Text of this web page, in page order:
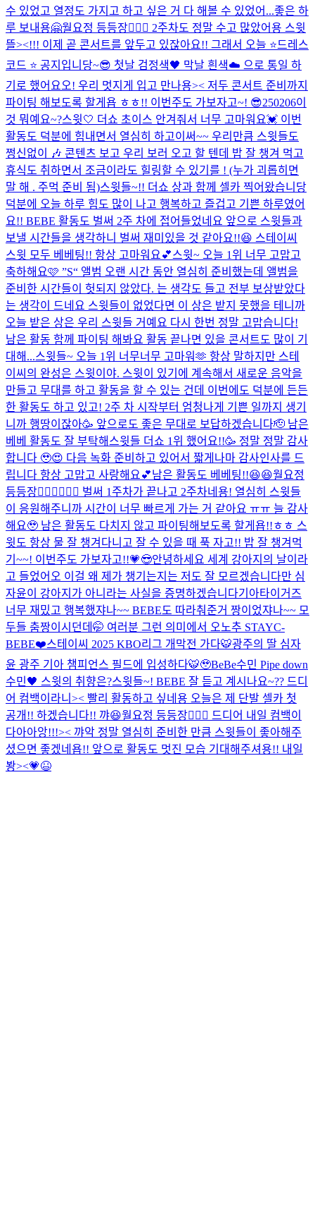
수 있었고 열정도 가지고 하고 싶은 거 다 해볼 수 있었어...좋은 하
루 보내용🤗월요정 등등장🧚🏻‍♀️ 2주차도 정말 수고 많았어용 스윗
뜰><!!! 이제 곧 콘서트를 앞두고 있잖아요!! 그래서 오늘 ⭐️드레스
코드 ⭐️ 공지입니당~😎 첫날 검정색🖤 막날 흰색☁️ 으로 통일 하
기로 했어요오! 우리 멋지게 입고 만나용>< 저두 콘서트 준비까지
파이팅 해보도록 할게욥 ㅎㅎ!! 이번주도 가보자고~! 😎250206이
것 뭐예요~?스윗🤍 더쇼 초이스 안겨줘서 너무 고마워요💓 이번
활동도 덕분에 힘내면서 열심히 하고이써~~ 우리만큼 스윗들도
쩡신없이 🎶 콘텐츠 보고 우리 보러 오고 할 텐데 밥 잘 챙겨 먹고
휴식도 취하면서 조금이라도 힐링할 수 있기를 ! (누가 괴롭히면
말 해 . 주먹 준비 됨)스윗들~!! 더쇼 상과 함께 셀카 찍어왔습니당
덕분에 오늘 하루 힘도 많이 나고 행복하고 즐겁고 기쁜 하루였어
요!! BEBE 활동도 벌써 2주 차에 접어들었네요 앞으로 스윗들과
보낼 시간들을 생각하니 벌써 재미있을 것 같아요!!😆 스테이씨
스윗 모두 베베팅!! 항상 고마워요💕스윗~ 오늘 1위 너무 고맙고
축하해요🩷 ”S“ 앨범 오랜 시간 동안 열심히 준비했는데 앨범을
준비한 시간들이 헛되지 않았다. 는 생각도 들고 전부 보상받았다
는 생각이 드네요 스윗들이 없었다면 이 상은 받지 못했을 테니까
오늘 받은 상은 우리 스윗들 거예요 다시 한번 정말 고맙습니다!
남은 활동 함께 파이팅 해봐요 활동 끝나면 있을 콘서트도 많이 기
대해...스윗들~ 오늘 1위 너무너무 고마워🫶 항상 말하지만 스테
이씨의 완성은 스윗이야. 스윗이 있기에 계속해서 새로운 음악을
만들고 무대를 하고 활동을 할 수 있는 건데 이번에도 덕분에 든든
한 활동도 하고 있고! 2주 차 시작부터 엄청나게 기쁜 일까지 생기
니까 행땅이잖아🥳 앞으로도 좋은 무대로 보답하겠습니다🫡 남은
베베 활동도 잘 부탁해 스윗들 더쇼 1위 했어요!!🥳 정말 정말 감사
합니다 🥹😍 다음 녹화 준비하고 있어서 짧게나마 감사인사를 드
립니다 항상 고맙고 사랑해요💕남은 활동도 베베팅!!😆😆월요정
등등장🧚🏻‍♀️🧚🏻‍♀️ 벌써 1주차가 끝나고 2주차네용! 열심히 스윗들
이 응원해주니까 시간이 너무 빠르게 가는 거 같아요 ㅠㅠ 늘 감사
해요🥹 남은 활동도 다치지 않고 파이팅해보도록 할게욥!!ㅎㅎ 스
윗도 항상 물 잘 챙겨다니고 잘 수 있을 때 푹 자고!! 밥 잘 챙겨먹
기~~! 이번주도 가보자고!!💗😎안녕하세요 세계 강아지의 날이라
고 들었어오 이걸 왜 제가 챙기는지는 저도 잘 모르겠습니다만 심
자윤이 강아지가 아니라는 사실을 증명하겠습니다기아타이거즈
너무 재밌고 행복했쟈나~~ BEBE도 따라춰준거 짱이었쟈나~~ 모
두들 춤짱이시던데🤭 여러분 그런 의미에서 오노추 STAYC-
BEBE❤️스테이씨 2025 KBO리그 개막전 가다🐯광주의 딸 심자
윤 광주 기아 챔피언스 필드에 입성하다🐯🥹BeBe수민 Pipe down
수민🖤 스윗의 취향은?스윗들~! BEBE 잘 듣고 계시나요~?? 드디
어 컴백이라니>< 빨리 활동하고 싶네용 오늘은 제 단발 셀카 첫
공개!! 하겠습니다!! 꺄😆월요정 등등장🧚🏻‍♀️ 드디어 내일 컴백이
다아아앙!!!>< 꺄악 정말 열심히 준비한 만큼 스윗들이 좋아해주
셨으면 좋겠네욥!! 앞으로 활동도 멋진 모습 기대해주셔용!! 내일
봥><💗😆